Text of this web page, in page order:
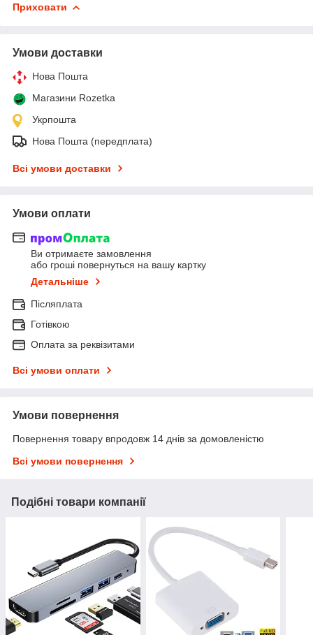
Приховати
Умови доставки
Нова Пошта
Магазини Rozetka
Укрпошта
Нова Пошта (передплата)
Всі умови доставки
Умови оплати
Ви отримаєте замовлення
або гроші повернуться на вашу картку
Детальніше
Післяплата
Готівкою
Оплата за реквізитами
Всі умови оплати
Умови повернення
Повернення товару впродовж 14 днів за домовленістю
Всі умови повернення
Подібні товари компанії